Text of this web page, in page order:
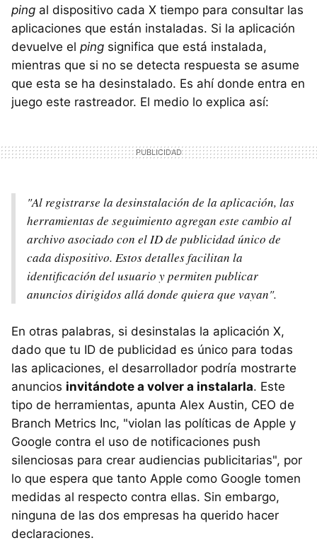
ping al dispositivo cada X tiempo para consultar las
aplicaciones que están instaladas. Si la aplicación
devuelve el ping significa que está instalada,
mientras que si no se detecta respuesta se asume
que esta se ha desinstalado. Es ahí donde entra en
juego este rastreador. El medio lo explica así:
"Al registrarse la desinstalación de la aplicación, las
herramientas de seguimiento agregan este cambio al
archivo asociado con el ID de publicidad único de
cada dispositivo. Estos detalles facilitan la
identificación del usuario y permiten publicar
anuncios dirigidos allá donde quiera que vayan".
En otras palabras, si desinstalas la aplicación X,
dado que tu ID de publicidad es único para todas
las aplicaciones, el desarrollador podría mostrarte
anuncios invitándote a volver a instalarla. Este
tipo de herramientas, apunta Alex Austin, CEO de
Branch Metrics Inc, "violan las políticas de Apple y
Google contra el uso de notificaciones push
silenciosas para crear audiencias publicitarias", por
lo que espera que tanto Apple como Google tomen
medidas al respecto contra ellas. Sin embargo,
ninguna de las dos empresas ha querido hacer
declaraciones.